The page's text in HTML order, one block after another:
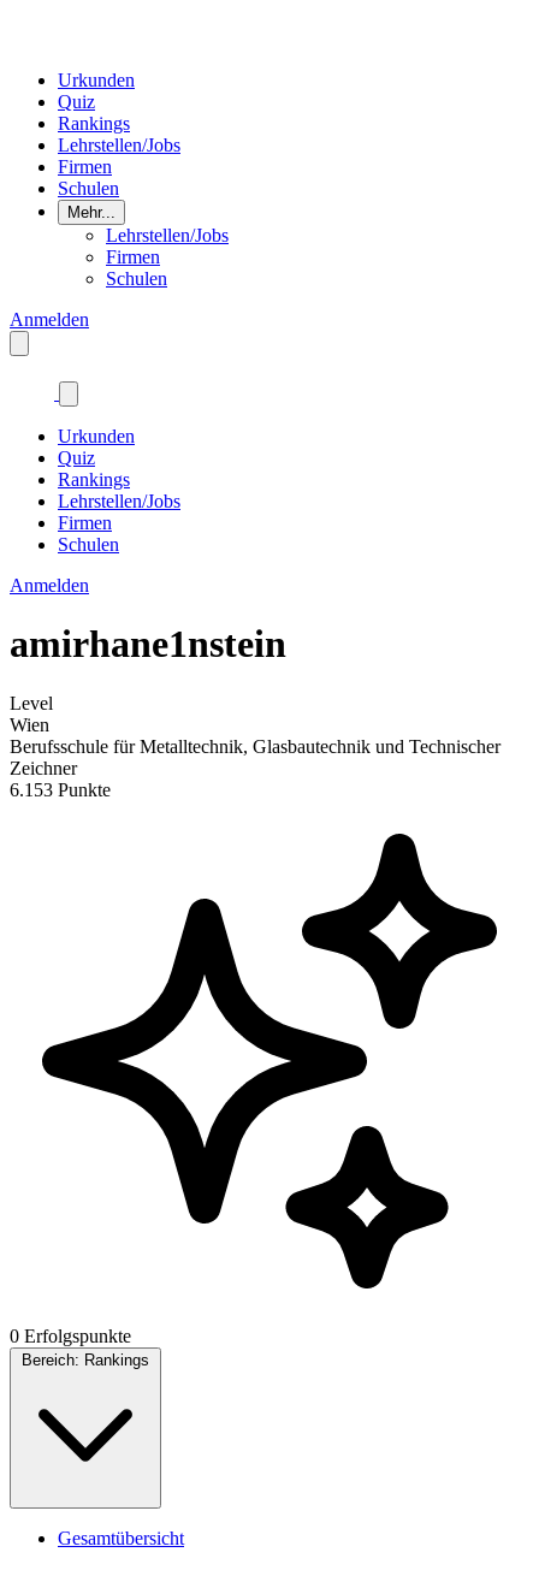
Urkunden
Quiz
Rankings
Lehrstellen/Jobs
Firmen
Schulen
Mehr...
Lehrstellen/Jobs
Firmen
Schulen
Anmelden
Urkunden
Quiz
Rankings
Lehrstellen/Jobs
Firmen
Schulen
Anmelden
amirhane1nstein
Level
Wien
Berufsschule für Metalltechnik, Glasbautechnik und Technischer
Zeichner
6.153 Punkte
0 Erfolgspunkte
Bereich: Rankings
Gesamtübersicht